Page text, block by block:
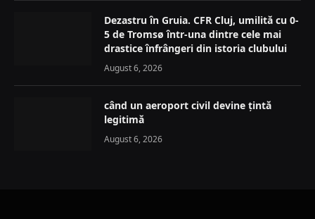
Dezastru în Gruia. CFR Cluj, umilită cu 0-
5 de Tromsø într-una dintre cele mai
drastice înfrângeri din istoria clubului
August 6, 2026
când un aeroport civil devine țintă
legitimă
August 6, 2026